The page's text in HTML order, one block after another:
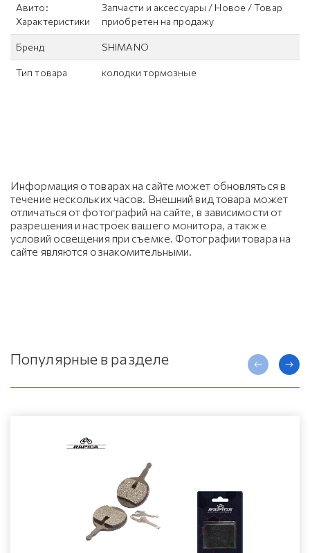
Авито:
Характеристики
Запчасти и аксессуары / Новое / Товар
приобретен на продажу
Бренд SHIMANO
Тип товара колодки тормозные
Информация о товарах на сайте может обновляться в
течение нескольких часов. Внешний вид товара может
отличаться от фотографий на сайте, в зависимости от
разрешения и настроек вашего монитора, а также
условий освещения при съемке. Фотографии товара на
сайте являются ознакомительными.
Популярные в разделе